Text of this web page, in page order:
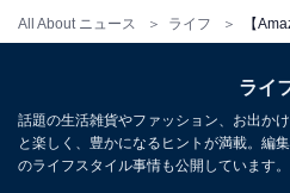
All About ニュース ライフ
SwitchBot スマートプラグ プ
ト スイッチボット 消費電力モ
節電·省エネ 直差し 遠隔操作
Bluetooth&Wi-Fi両方対応 スマ
ライ
話題の生活雑貨やファッション、お出か
と楽しく、豊かになるヒントが満載。編
のライフスタイル事情も公開しています。